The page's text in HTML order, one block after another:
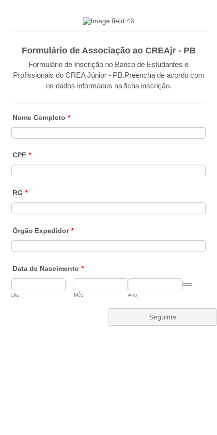
Formulário de Associação ao CREAjr - PB
Formulário de Inscrição no Banco de Estudantes e
Profissionais do CREA Júnior - PB.Preencha de acordo com
os dados informados na ficha inscrição.
Nome Completo *
CPF *
RG *
Órgão Expedidor *
Data de Nascimento *
Dia Mês Ano
Date Picker
Seguinte